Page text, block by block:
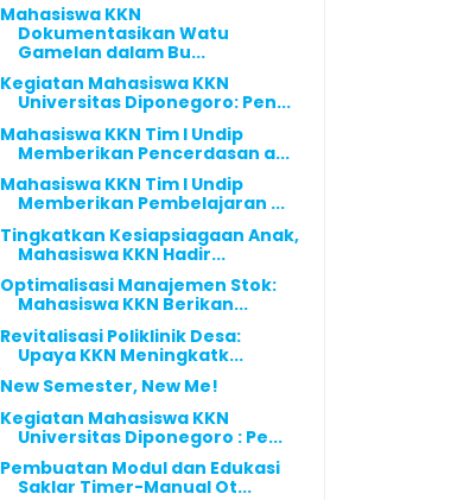
Mahasiswa KKN
Dokumentasikan Watu
Gamelan dalam Bu...
Kegiatan Mahasiswa KKN
Universitas Diponegoro: Pen...
Mahasiswa KKN Tim I Undip
Memberikan Pencerdasan a...
Mahasiswa KKN Tim I Undip
Memberikan Pembelajaran ...
Tingkatkan Kesiapsiagaan Anak,
Mahasiswa KKN Hadir...
Optimalisasi Manajemen Stok:
Mahasiswa KKN Berikan...
Revitalisasi Poliklinik Desa:
Upaya KKN Meningkatk...
New Semester, New Me!
Kegiatan Mahasiswa KKN
Universitas Diponegoro : Pe...
Pembuatan Modul dan Edukasi
Saklar Timer-Manual Ot...